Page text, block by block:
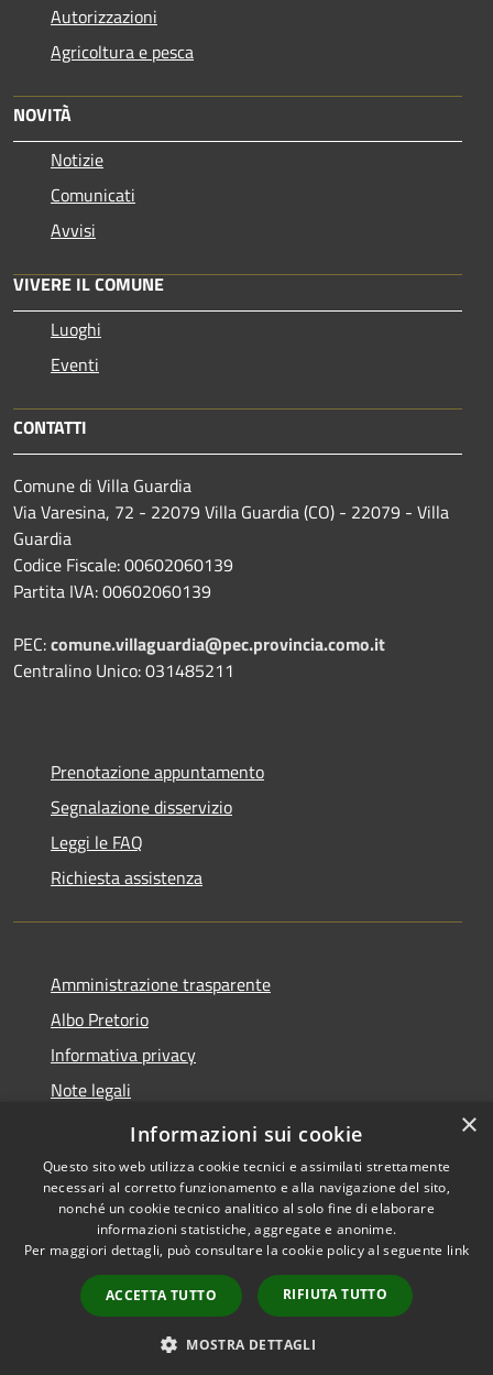
Autorizzazioni
Agricoltura e pesca
NOVITÀ
Notizie
Comunicati
Avvisi
VIVERE IL COMUNE
Luoghi
Eventi
CONTATTI
Comune di Villa Guardia
Via Varesina, 72 - 22079 Villa Guardia (CO) - 22079 - Villa
Guardia
Codice Fiscale: 00602060139
Partita IVA: 00602060139
PEC:comune.villaguardia@pec.provincia.como.it
Centralino Unico: 031485211
Prenotazione appuntamento
Segnalazione disservizio
Leggi le FAQ
Richiesta assistenza
Amministrazione trasparente
Albo Pretorio
Informativa privacy
Note legali
Dichiarazione di accessibilità
Accessibilità
Copyright © 2026 • Comune di
Villa Guardia • Powered by
Municipium•
Accesso
redazione
×
Informazioni sui cookie
Questo sito web utilizza cookie tecnici e assimilati strettamente
necessari al corretto funzionamento e alla navigazione del sito,
nonché un cookie tecnico analitico al solo fine di elaborare
informazioni statistiche, aggregate e anonime.
Per maggiori dettagli, può consultare la cookie policy al seguente link
ACCETTA TUTTO RIFIUTA TUTTO
MOSTRA DETTAGLI